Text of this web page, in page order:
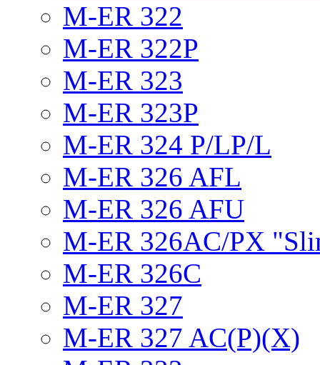
M-ER 322
M-ER 322P
M-ER 323
M-ER 323P
M-ER 324 P/LP/L
M-ER 326 AFL
M-ER 326 AFU
M-ER 326AC/PX
M-ER 326C
M-ER 327
M-ER 327 AC(P)(X)